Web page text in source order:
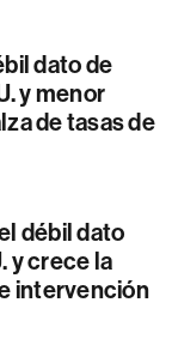
dato de
y menor
de tasas de
débil dato
y crece la
intervención